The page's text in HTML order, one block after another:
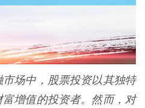
场中，股票投资以其独特
增值的投资者。然而，对